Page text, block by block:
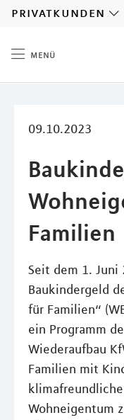
privatkunden
menü
09.10.2023
Familien
Seit dem 1. Juni
Baukindergeld
für Familien“
ein Programm
Wiederaufbau
Familien mit
Wohneigentum